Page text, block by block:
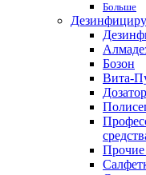
Больше
Бозон
Вита-
Прочие